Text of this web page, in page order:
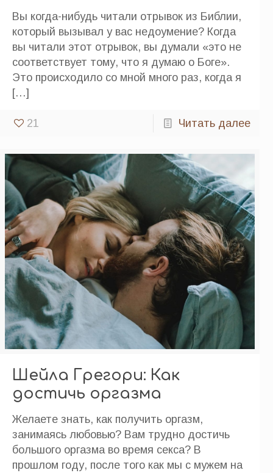
Вы когда-нибудь читали отрывок из Библии,
который вызывал у вас недоумение? Когда
вы читали этот отрывок, вы думали «это не
соответствует тому, что я думаю о Боге».
Это происходило со мной много раз, когда я
[…]
21 Читать далее
Шейла Грегори: Как
достичь оргазма
Желаете знать, как получить оргазм,
занимаясь любовью? Вам трудно достичь
большого оргазма во время секса? В
прошлом году, после того как мы с мужем на